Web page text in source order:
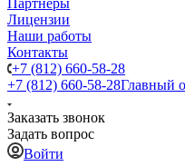
Партнеры
Лицензии
Наши работы
Контакты
+7 (812) 660-58-28
+7 (812) 660-58-28Главный
Заказать звонок
Задать вопрос
Войти